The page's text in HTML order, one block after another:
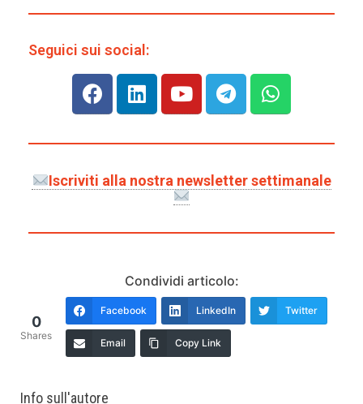
Seguici sui social:
Iscriviti alla nostra newsletter settimanale
Condividi articolo:
0
Shares
Facebook LinkedIn Twitter
Email Copy Link
Info sull'autore